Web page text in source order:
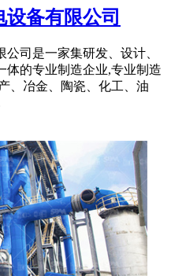
备有限公司
司是一家集研发、设计、
体的专业制造企业,专业制造
、冶金、陶瓷、化工、油